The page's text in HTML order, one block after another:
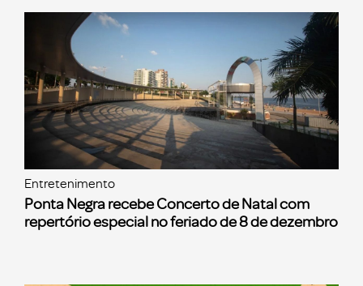
Entretenimento
Ponta Negra recebe Concerto de Natal com
repertório especial no feriado de 8 de dezembro